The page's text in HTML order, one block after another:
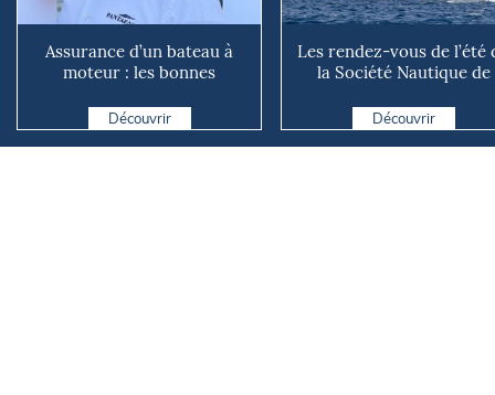
Assurance d’un bateau à
moteur : les bonnes
d...
Découvrir
Les rendez-vous de l’été
la Société Nautique de
Découvrir